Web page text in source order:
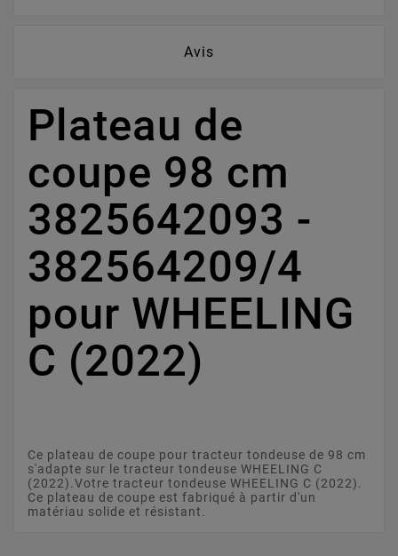
Avis
Plateau de
coupe 98 cm
3825642093 -
382564209/4
pour WHEELING
C (2022)
Ce plateau de coupe pour tracteur tondeuse de 98 cm
s'adapte sur le tracteur tondeuse WHEELING C
(2022).Votre tracteur tondeuse WHEELING C (2022).
Ce plateau de coupe est fabriqué à partir d'un
matériau solide et résistant.